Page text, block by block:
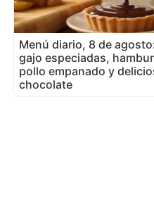
Menú diario, 8 de
gajo especiadas,
pollo empanado y
chocolate